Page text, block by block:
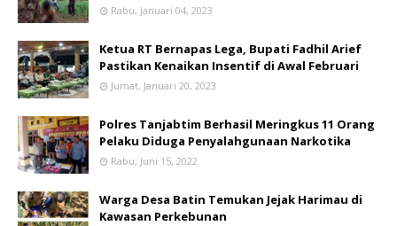
Rabu, Januari 04, 2023
Ketua RT Bernapas Lega, Bupati Fadhil Arief
Pastikan Kenaikan Insentif di Awal Februari
Jumat, Januari 20, 2023
Polres Tanjabtim Berhasil Meringkus 11 Orang
Pelaku Diduga Penyalahgunaan Narkotika
Rabu, Juni 15, 2022
Warga Desa Batin Temukan Jejak Harimau di
Kawasan Perkebunan